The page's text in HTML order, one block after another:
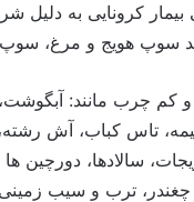
بیمار کرونایی به
سوپ هویج و مرغ،
و کم چرب مانند:
تاس کباب، آش
سالادها، دورچین
چغندر، ترب و سیب